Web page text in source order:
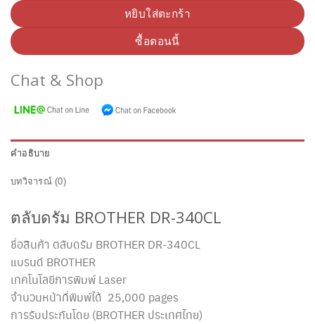
หยิบใส่ตะกร้า
ซื้อตอนนี้
Chat & Shop
คำอธิบาย
บทวิจารณ์ (0)
ตลับดรัม BROTHER DR-340CL
ชื่อสินค้า ตลับดรัม BROTHER DR-340CL
แบรนด์ BROTHER
เทคโนโลยีการพิมพ์ Laser
จำนวนหน้าที่พิมพ์ได้ 25,000 pages
การรับประกันโดย (BROTHER ประเทศไทย)